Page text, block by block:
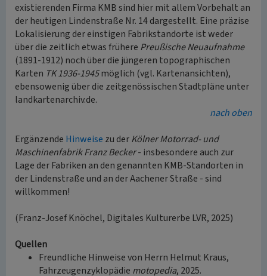
existierenden Firma KMB sind hier mit allem Vorbehalt an
der heutigen Lindenstraße Nr. 14 dargestellt. Eine präzise
Lokalisierung der einstigen Fabrikstandorte ist weder
über die zeitlich etwas frühere Preußische Neuaufnahme
(1891-1912) noch über die jüngeren topographischen
Karten TK 1936-1945möglich (vgl. Kartenansichten),
ebensowenig über die zeitgenössischen Stadtpläne unter
landkartenarchiv.de.
nach oben
Ergänzende Hinweise zu derKölner Motorrad- und
Maschinenfabrik Franz Becker- insbesondere auch zur
Lage der Fabriken an den genannten KMB-Standorten in
der Lindenstraße und an der Aachener Straße - sind
willkommen!
(Franz-Josef Knöchel, Digitales Kulturerbe LVR, 2025)
Quellen
Freundliche Hinweise von Herrn Helmut Kraus,
Fahrzeugenzyklopädie motopedia, 2025.